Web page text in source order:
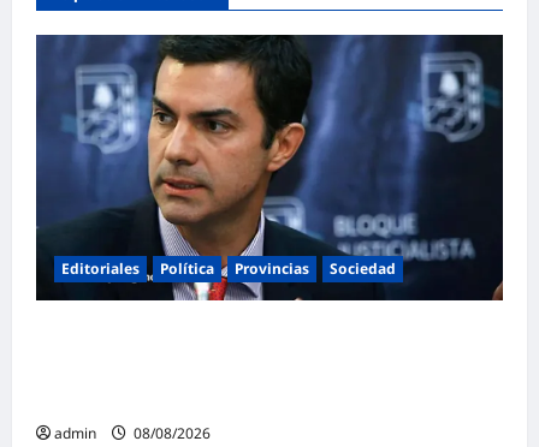
Editoriales Política Provincias Sociedad
admin 08/08/2026